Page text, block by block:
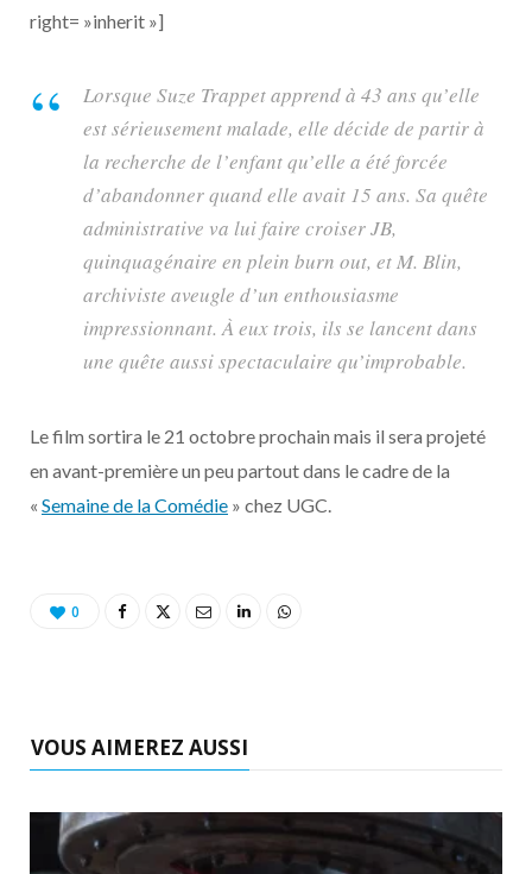
right= »inherit »]
Lorsque Suze Trappet apprend à 43 ans qu’elle
est sérieusement malade, elle décide de partir à
la recherche de l’enfant qu’elle a été forcée
d’abandonner quand elle avait 15 ans. Sa quête
administrative va lui faire croiser JB,
quinquagénaire en plein burn out, et M. Blin,
archiviste aveugle d’un enthousiasme
impressionnant. À eux trois, ils se lancent dans
une quête aussi spectaculaire qu’improbable.
Le film sortira le 21 octobre prochain mais il sera projeté
en avant-première un peu partout dans le cadre de la
« Semaine de la Comédie » chez UGC.
0
VOUS AIMEREZ AUSSI